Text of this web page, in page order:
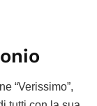
“Verissimo”,